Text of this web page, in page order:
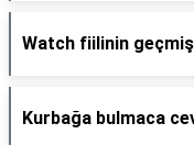
Watch fiilinin geçmiş
Kurbağa bulmaca